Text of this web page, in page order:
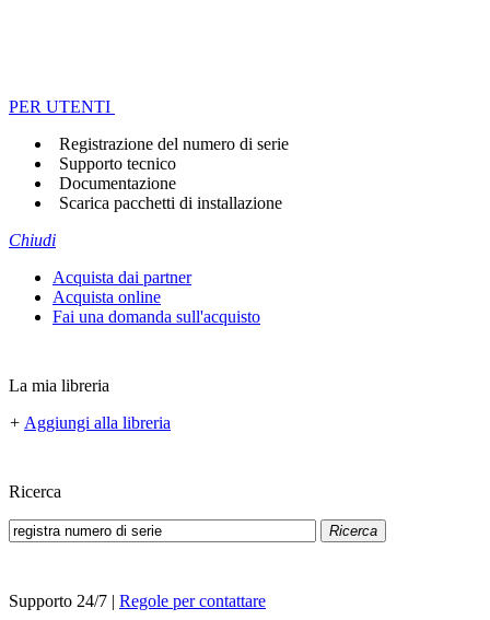
PER UTENTI
Registrazione del numero di serie
Supporto tecnico
Documentazione
Scarica pacchetti di installazione
Chiudi
Acquista dai partner
Acquista online
Fai una domanda sull'acquisto
La mia libreria
+ Aggiungi alla libreria
Ricerca
Ricerca
Supporto 24/7 | Regole per contattare